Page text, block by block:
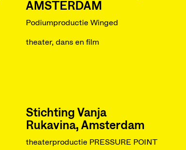
AMSTERDAM
Podiumproductie Winged
theater, dans en film
Stichting Vanja
Rukavina, Amsterdam
theaterproductie PRESSURE POINT